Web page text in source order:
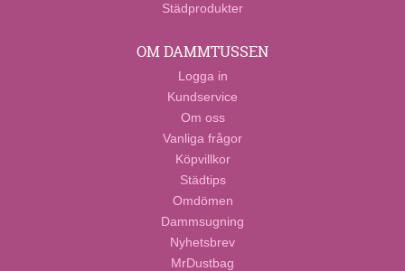
Städprodukter
OM DAMMTUSSEN
Logga in
Kundservice
Om oss
Vanliga frågor
Köpvillkor
Städtips
Omdömen
Dammsugning
Nyhetsbrev
MrDustbag